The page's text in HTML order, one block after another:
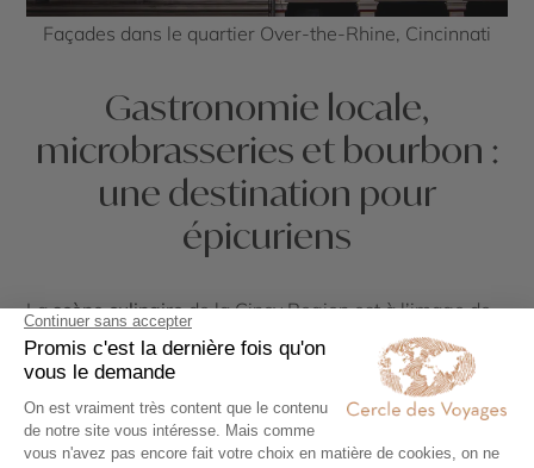
Façades dans le quartier Over-the-Rhine, Cincinnati
Gastronomie locale,
microbrasseries et bourbon :
une destination pour
épicuriens
Lascène culinairede la Cincy Region est à l’image de
sa diversité : inventive, locale, audacieuse. Elle ravit les
amateurs decuisine régionale
marchés
authentiques, debières artisanales et despiritueux de
caractère .